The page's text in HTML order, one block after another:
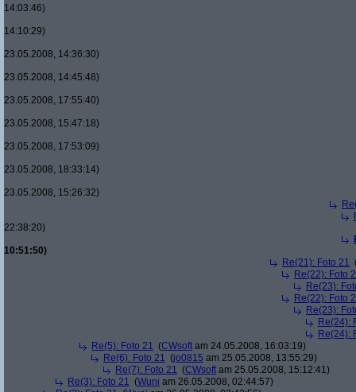
14:03:46)
14:10:29)
23.05.2008, 14:36:30)
23.05.2008, 14:45:48)
23.05.2008, 17:55:40)
23.05.2008, 15:47:18)
23.05.2008, 17:53:09)
23.05.2008, 18:33:14)
23.05.2008, 15:26:32)
22:38:20)
10:51:50)
Re(21): Foto 21
Re(22): Foto
Re(23):
Re(22): Foto
Re(23):
Re(24):
Re(24):
Re(5): Foto 21 (CWsoft am 24.05.2008, 16:03:19)
Re(6): Foto 21 (jo0815 am 25.05.2008, 13:55:29)
Re(7): Foto 21 (CWsoft am 25.05.2008, 15:12:41)
Re(3): Foto 21 (Wuni am 26.05.2008, 02:44:57)